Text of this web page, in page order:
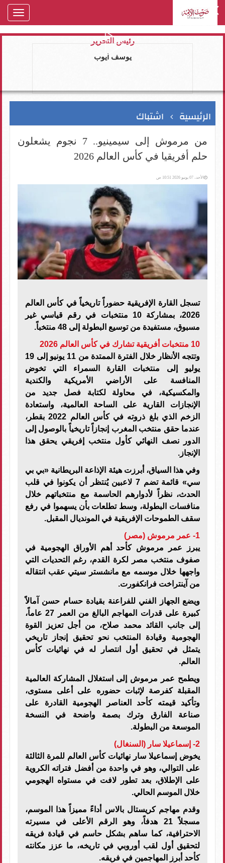
رئيس التحرير
يوسف ايوب
الرئيسية اشتباك
من مرموش إلى سيمينيو.. 7 نجوم يشعلون
حلم أفريقيا في كأس العالم 2026
الأحد، 07 يونيو 2026 10:51 ص
تسجل القارة الإفريقية حضوراً تاريخياً في كأس العالم
2026، بمشاركة 10 منتخبات في رقم قياسي غير
مسبوق، مستفيدة من توسيع البطولة إلى 48 منتخباً.
10 منتخبات أفريقية تشارك في كأس العالم 2026
وتتجه الأنظار خلال الفترة الممتدة من 11 يونيو إلى 19
يوليو إلى منتخبات القارة السمراء التي تخوض
المنافسة على الأراضي الأمريكية والكندية
والمكسيكية، في محاولة لكتابة فصل جديد من
الإنجازات القارية على الساحة العالمية، واستعادة
الزخم الذي بلغ ذروته في كأس العالم 2022 بقطر،
عندما حقق منتخب المغرب إنجازاً تاريخياً بالوصول إلى
الدور نصف النهائي كأول منتخب إفريقي يحقق هذا
الإنجاز.
وفي هذا السياق، أبرزت هيئة الإذاعة البريطانية «بي بي
سي» قائمة تضم 7 لاعبين يُنتظر أن يكونوا في قلب
الحدث، نظراً لأدوارهم الحاسمة مع منتخباتهم خلال
منافسات البطولة، وسط تطلعات بأن يسهموا في رفع
سقف الطموحات الإفريقية في المونديال المقبل.
1- عمر مرموش (مصر)
يبرز عمر مرموش كأحد أهم الأوراق الهجومية في
صفوف منتخب مصر لكرة القدم، رغم التحديات التي
واجهها خلال موسمه مع مانشستر سيتي عقب انتقاله
من آينتراخت فرانكفورت.
ويضع الجهاز الفني للفراعنة بقيادة حسام حسن آمالاً
كبيرة على قدرات المهاجم البالغ من العمر 27 عاماً،
إلى جانب القائد محمد صلاح، من أجل تعزيز القوة
الهجومية وقيادة المنتخب نحو تحقيق إنجاز تاريخي
يتمثل في تحقيق أول انتصار له في نهائيات كأس
العالم.
ويطمح عمر مرموش إلى استغلال المشاركة العالمية
المقبلة كفرصة لإثبات حضوره على أعلى مستوى،
وتأكيد قيمته كأحد العناصر الهجومية القادرة على
صناعة الفارق وترك بصمة واضحة في النسخة
الموسعة من البطولة.
2- إسماعيلا سار (السنغال)
يخوض إسماعيلا سار نهائيات كأس العالم للمرة الثالثة
على التوالي، وهو في واحدة من أفضل فتراته الكروية
على الإطلاق، بعد تطور لافت في مستواه الهجومي
خلال الموسم الحالي.
وقدم مهاجم كريستال بالاس أداءً مميزاً هذا الموسم،
مسجلاً 21 هدفاً، وهو الرقم الأعلى في مسيرته
الاحترافية، كما ساهم بشكل حاسم في قيادة فريقه
لتحقيق أول لقب أوروبي في تاريخه، ما عزز مكانته
كأحد أبرز المهاجمين في فريقه.